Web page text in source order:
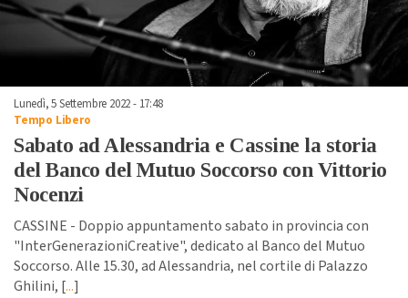
Lunedì, 5 Settembre 2022 - 17:48
Tempo Libero
Sabato ad Alessandria e Cassine la storia
del Banco del Mutuo Soccorso con Vittorio
Nocenzi
CASSINE - Doppio appuntamento sabato in provincia con
"InterGenerazioniCreative", dedicato al Banco del Mutuo
Soccorso. Alle 15.30, ad Alessandria, nel cortile di Palazzo
Ghilini, [...]